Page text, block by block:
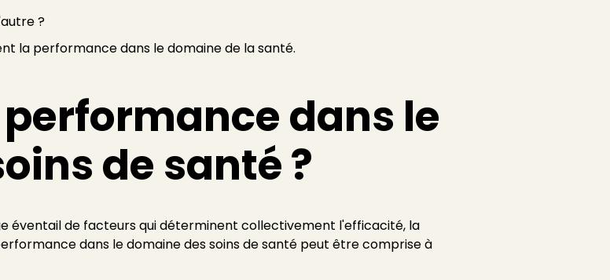
?
la performance dans le domaine de la santé.
dans le
de santé ?
éventail de facteurs qui déterminent collectivement l'efficacité, la
dans le domaine des soins de santé peut être comprise à